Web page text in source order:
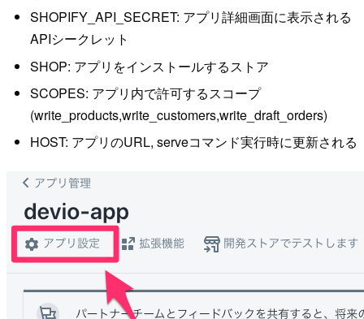
SHOPIFY_API_SECRET: アプリ詳細画面に表示される
APIシークレット
SHOP: アプリをインストールするストア
SCOPES: アプリ内で許可するスコープ
(write_products,write_customers,write_draft_orders)
HOST: アプリのURL, serveコマンド実行時に更新される